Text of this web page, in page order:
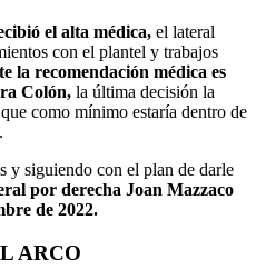
el alta médica, el lateral
con el plantel y trabajos
la recomendación médica es
Colón, la última decisión la
como mínimo estaría dentro de
y siguiendo con el plan de darle
por derecha Joan Mazzaco
de 2022.
ARCO